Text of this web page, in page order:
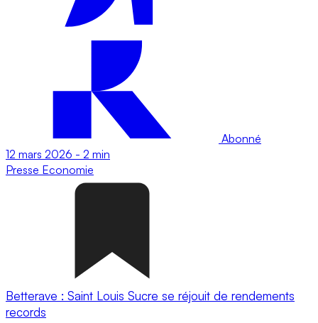
Abonné
12 mars 2026 - 2 min
Presse Economie
Betterave : Saint Louis Sucre se réjouit de rendements
records